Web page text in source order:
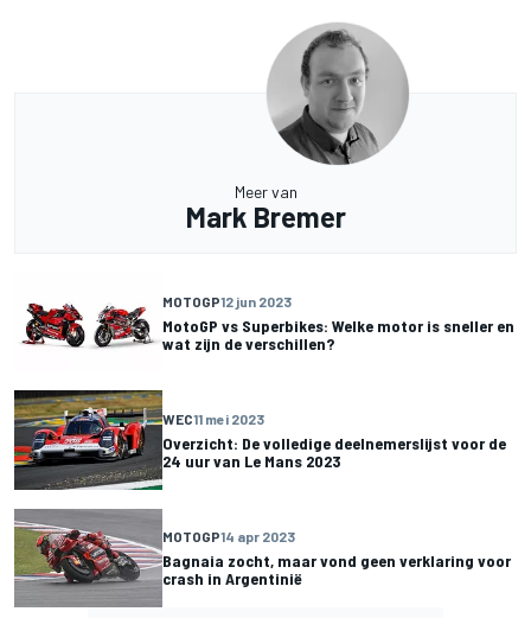
Meer van
Mark Bremer
MOTOGP12 jun 2023
MotoGP vs Superbikes: Welke motor is sneller en
wat zijn de verschillen?
WEC11 mei 2023
Overzicht: De volledige deelnemerslijst voor de
24 uur van Le Mans 2023
MOTOGP14 apr 2023
Bagnaia zocht, maar vond geen verklaring voor
crash in Argentinië